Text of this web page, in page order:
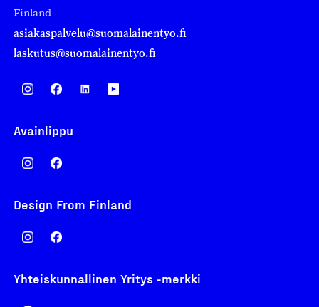
Finland
asiakaspalvelu@suomalainentyo.fi
laskutus@suomalainentyo.fi
Avainlippu
Design From Finland
Yhteiskunnallinen Yritys -merkki